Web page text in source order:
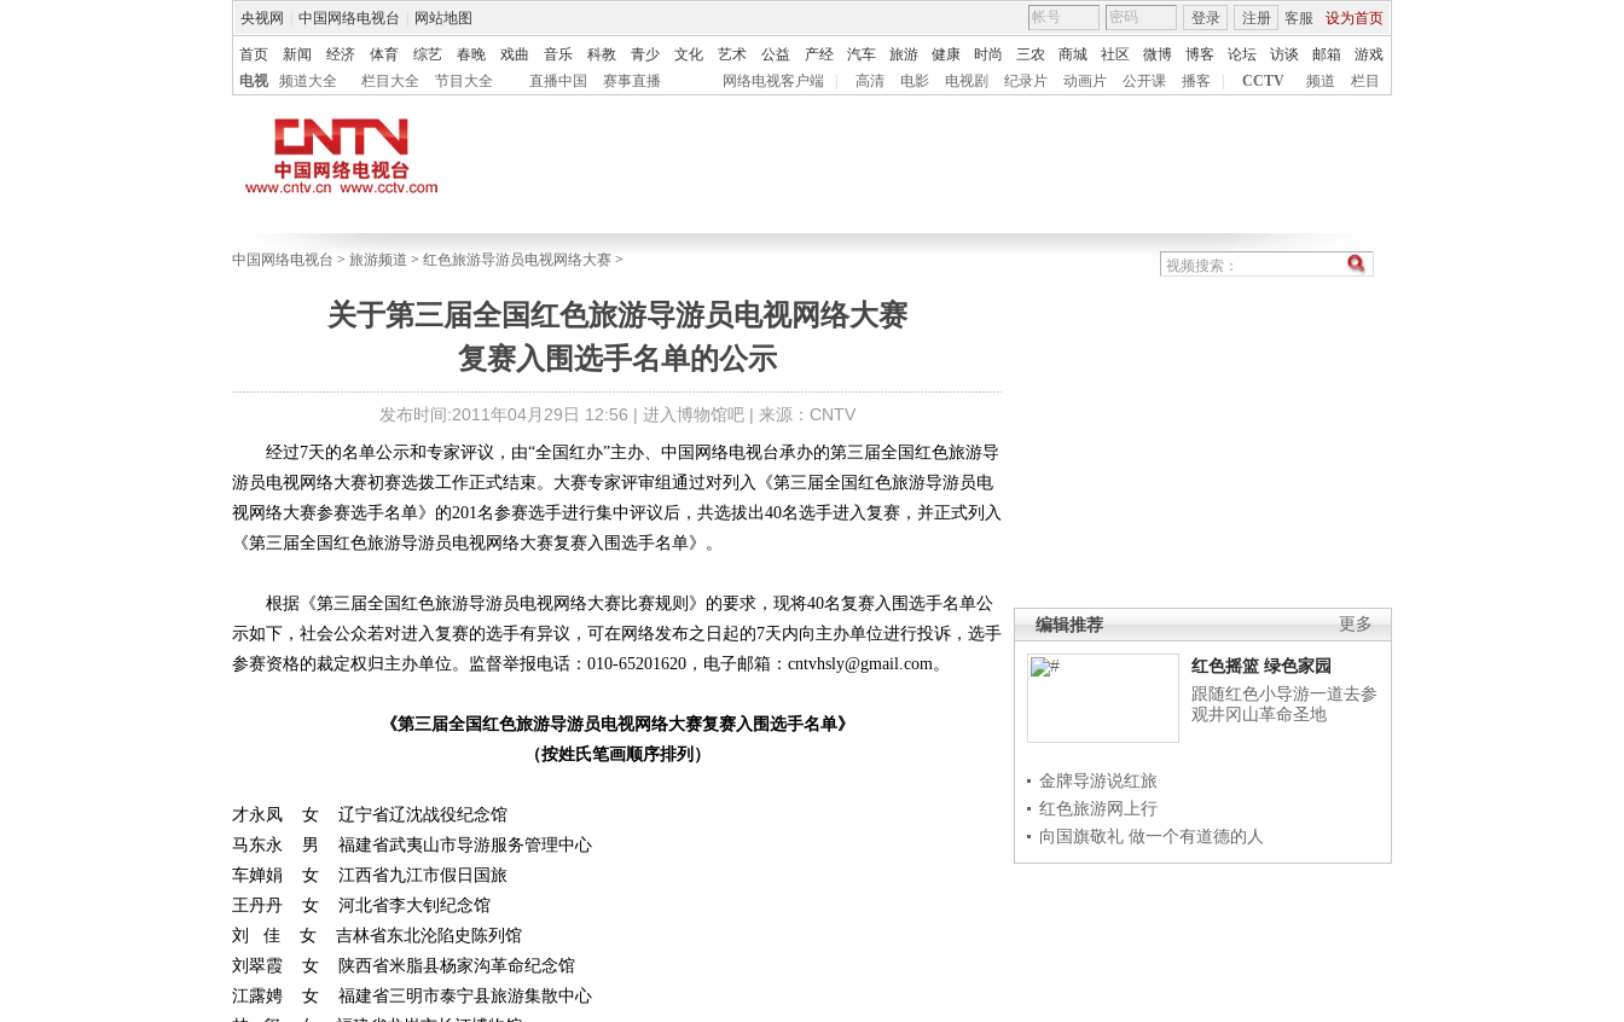
央视网 中国网络电视台 网站地图 客服 设为首页
登录 注册
首页 新闻 经济 体育 综艺 春晚 戏曲 音乐 科教 青少 文化 艺术 公益 产经 汽车 旅游 健康 时尚 三农 商城 社区 微博 博客 论坛 访谈 邮箱
游戏
电视
频道大全 栏目大全 节目大全 直播中国 赛事直播 网络电视客户端 高清 电影 电视剧 纪录片 动画片 公开课 播客 CCTV 频道 栏目
中国网络电视台 > 旅游频道 > 红色旅游导游员电视网络大赛 >
关于第三届全国红色旅游导游员电视网络大赛
复赛入围选手名单的公示
发布时间:2011年04月29日 12:56 | 进入博物馆吧| 来源：CNTV
更多
编辑推荐
红色摇篮 绿色家园
跟随红色小导游一道去参
观井冈山革命圣地
金牌导游说红旅
红色旅游网上行
向国旗敬礼 做一个有道德的人
经过7天的名单公示和专家评议，由“全国红办”主办、中国网络电视台承办的第三届全国红色旅游导
游员电视网络大赛初赛选拨工作正式结束。大赛专家评审组通过对列入《第三届全国红色旅游导游员电
视网络大赛参赛选手名单》的201名参赛选手进行集中评议后，共选拔出40名选手进入复赛，并正式列入
《第三届全国红色旅游导游员电视网络大赛复赛入围选手名单》。
根据《第三届全国红色旅游导游员电视网络大赛比赛规则》的要求，现将40名复赛入围选手名单公
示如下，社会公众若对进入复赛的选手有异议，可在网络发布之日起的7天内向主办单位进行投诉，选手
参赛资格的裁定权归主办单位。监督举报电话： 010-65201620 ，电子邮箱： cntvhsly@gmail.com。
《第三届全国红色旅游导游员电视网络大赛复赛入围选手名单》
（按姓氏笔画顺序排列）
才永凤 女
辽宁省辽沈战役纪念馆
马东永
男
福建省武夷山市导游服务管理中心
车婵娟
女
江西省九江市假日国旅
王丹丹
女
河北省李大钊纪念馆
刘
佳 女
吉林省东北沦陷史陈列馆
刘翠霞
女
陕西省米脂县杨家沟革命纪念馆
江露娉
女
福建省三明市泰宁县旅游集散中心